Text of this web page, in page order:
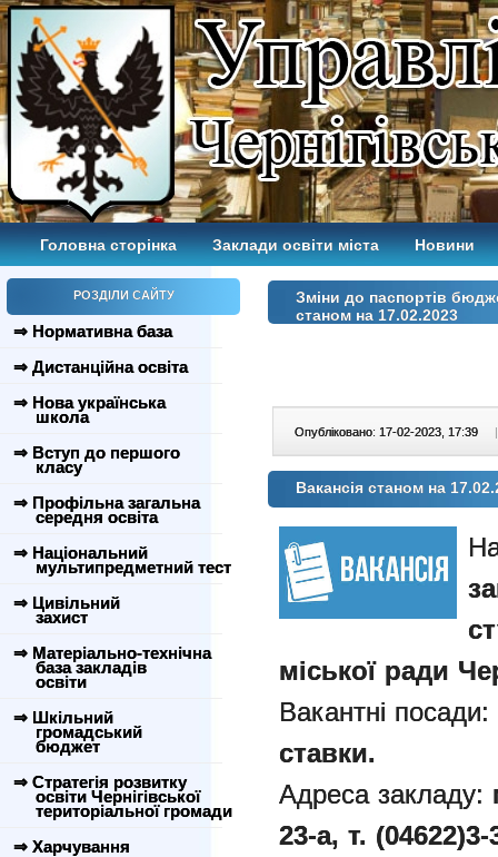
Головна сторінка Заклади освіти міста Новини
РОЗДІЛИ САЙТУ
⇒ Нормативна база
⇒ Дистанційна освіта
⇒ Нова українська
школа
⇒ Вступ до першого
класу
⇒ Профільна загальна
середня освіта
⇒ Національний
мультипредметний тест
⇒ Цивільний
захист
⇒ Матеріально-технічна
база закладів
освіти
⇒ Шкільний
громадський
бюджет
⇒ Стратегія розвитку
освіти Чернігівської
територіальної громади
⇒ Харчування
Зміни до паспортів
станом на 17.02.2023
Опубліковано: 17-02-2023, 17:39 |
Вакансія станом на
міської ради
Вакантні посади:
ставки.
Адреса закладу:
23-а, т. (04622)3-